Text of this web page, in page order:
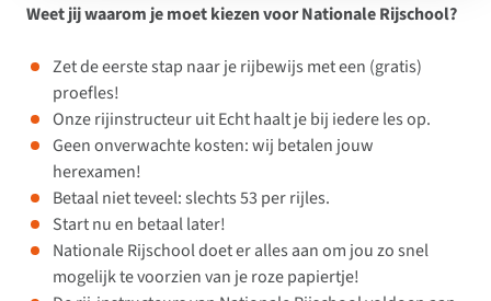
Weet jij waarom je moet kiezen voor Nationale Rijschool?
Zet de eerste stap naar je rijbewijs met een (gratis)
proefles!
Onze rijinstructeur uit Echt haalt je bij iedere les op.
Geen onverwachte kosten: wij betalen jouw
herexamen!
Betaal niet teveel: slechts 53 per rijles.
Start nu en betaal later!
Nationale Rijschool doet er alles aan om jou zo snel
mogelijk te voorzien van je roze papiertje!